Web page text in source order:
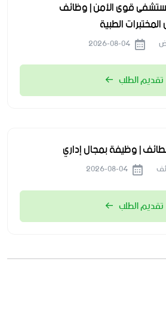
قوى الأمن | وظائف
الطبية
تقديم الطلب
| وظيفة بمجال إداري
تقديم الطلب